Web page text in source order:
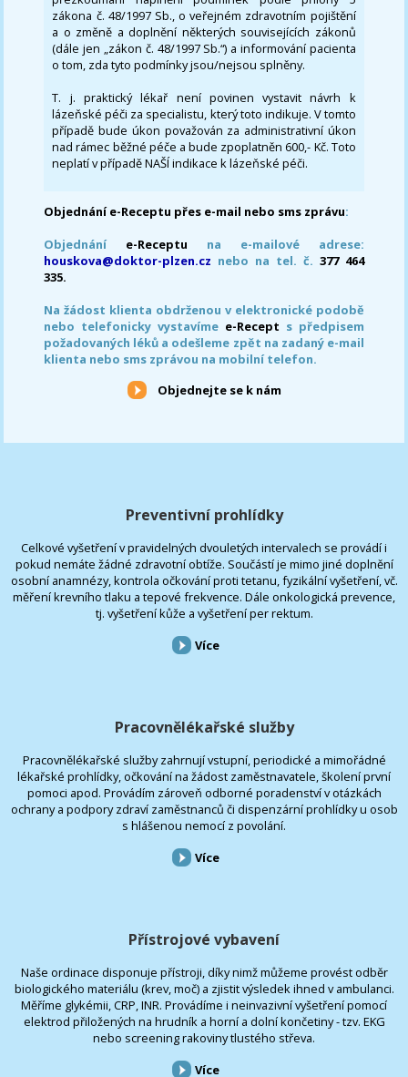
zákona č. 48/1997 Sb., o veřejném zdravotním pojištění
a o změně a doplnění některých souvisejících zákonů
(dále jen „zákon č. 48/1997 Sb.“) a informování pacienta
o tom, zda tyto podmínky jsou/nejsou splněny.
T. j. praktický lékař není povinen vystavit návrh k
lázeňské péči za specialistu, který toto indikuje. V tomto
případě bude úkon považován za administrativní úkon
nad rámec běžné péče a bude zpoplatněn 600,- Kč. Toto
neplatí v případě NAŠÍ indikace k lázeňské péči.
Objednání e-Receptu přes e-mail nebo sms zprávu:
Objednání e-Receptu na e-mailové adrese:
houskova@doktor-plzen.cz nebo na tel. č. 377 464
335.
Na žádost klienta obdrženou v elektronické podobě
nebo telefonicky vystavíme e-Recept s předpisem
požadovaných léků a odešleme zpět na zadaný e-mail
klienta nebo sms zprávou na mobilní telefon.
Objednejte se k nám
Preventivní prohlídky
Celkové vyšetření v pravidelných dvouletých intervalech se provádí i
pokud nemáte žádné zdravotní obtíže. Součástí je mimo jiné doplnění
osobní anamnézy, kontrola očkování proti tetanu, fyzikální vyšetření, vč.
měření krevního tlaku a tepové frekvence. Dále onkologická prevence,
tj. vyšetření kůže a vyšetření per rektum.
Více
Pracovnělékařské služby
Pracovnělékařské služby zahrnují vstupní, periodické a mimořádné
lékařské prohlídky, očkování na žádost zaměstnavatele, školení první
pomoci apod. Provádím zároveň odborné poradenství v otázkách
ochrany a podpory zdraví zaměstnanců či dispenzární prohlídky u osob
s hlášenou nemocí z povolání.
Více
Přístrojové vybavení
Naše ordinace disponuje přístroji, díky nimž můžeme provést odběr
biologického materiálu (krev, moč) a zjistit výsledek ihned v ambulanci.
Měříme glykémii, CRP, INR. Provádíme i neinvazivní vyšetření pomocí
elektrod přiložených na hrudník a horní a dolní končetiny - tzv. EKG
nebo screening rakoviny tlustého střeva.
Více